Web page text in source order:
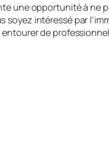
une opportunité à ne
soyez intéressé par
entourer de